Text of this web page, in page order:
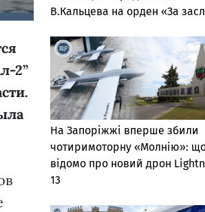
2”
В.Кальцева на орден «За
На Запоріжжі вперше збили
чотиримоторну «Молнію»:
відомо про новий дрон
13